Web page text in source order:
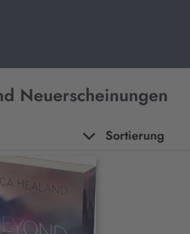
Neuerscheinungen
Sortierung